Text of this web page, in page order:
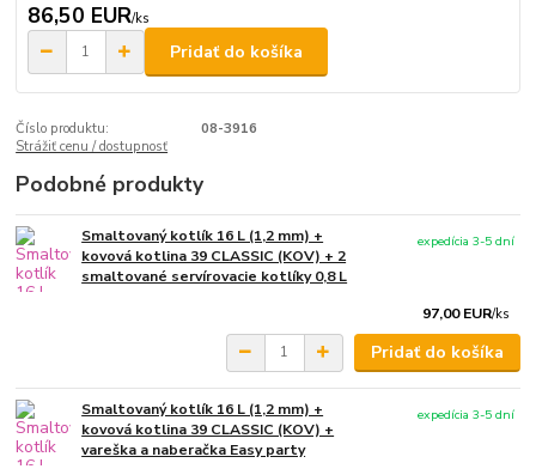
86,50 EUR/ks
Pridať do košíka
Číslo produktu:
08-3916
Strážiť cenu / dostupnosť
Podobné produkty
Smaltovaný kotlík 16 L (1,2 mm) +
kovová kotlina 39 CLASSIC (KOV) + 2
smaltované servírovacie kotlíky 0,8 L
97,00 EUR/ks
expedícia 3-5 dní
Pridať do košíka
Smaltovaný kotlík 16 L (1,2 mm) +
kovová kotlina 39 CLASSIC (KOV) +
vareška a naberačka Easy party
expedícia 3-5 dní